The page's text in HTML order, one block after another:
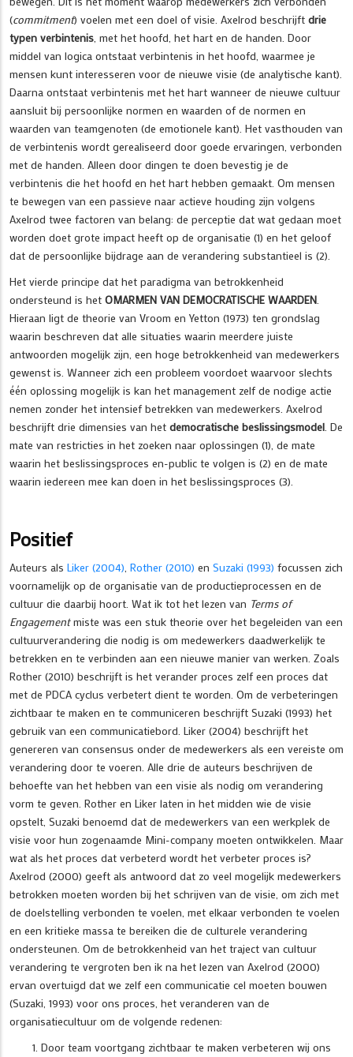
(commitment) voelen met een doel of visie. Axelrod beschrijft drie
typen verbintenis , met het hoofd, het hart en de handen. Door
middel van logica ontstaat verbintenis in het hoofd, waarmee je
mensen kunt interesseren voor de nieuwe visie (de analytische kant).
Daarna ontstaat verbintenis met het hart wanneer de nieuwe cultuur
aansluit bij persoonlijke normen en waarden of de normen en
waarden van teamgenoten (de emotionele kant). Het vasthouden van
de verbintenis wordt gerealiseerd door goede ervaringen, verbonden
met de handen. Alleen door dingen te doen bevestig je de
verbintenis die het hoofd en het hart hebben gemaakt. Om mensen
te bewegen van een passieve naar actieve houding zijn volgens
Axelrod twee factoren van belang: de perceptie dat wat gedaan moet
worden doet grote impact heeft op de organisatie (1) en het geloof
dat de persoonlijke bijdrage aan de verandering substantieel is (2).
Het vierde principe dat het paradigma van betrokkenheid
ondersteund is het OMARMEN VAN DEMOCRATISCHE WAARDEN
Hieraan ligt de theorie van Vroom en Yetton (1973) ten grondslag
waarin beschreven dat alle situaties waarin meerdere juiste
antwoorden mogelijk zijn, een hoge betrokkenheid van medewerkers
gewenst is. Wanneer zich een probleem voordoet waarvoor slechts
één oplossing mogelijk is kan het management zelf de nodige actie
nemen zonder het intensief betrekken van medewerkers. Axelrod
beschrijft drie dimensies van het democratische beslissingsmodel . De
mate van restricties in het zoeken naar oplossingen (1), de mate
waarin het beslissingsproces en-public te volgen is (2) en de mate
waarin iedereen mee kan doen in het beslissingsproces (3).
Positief
Auteurs als Liker (2004), Rother (2010) en Suzaki (1993) focussen zich
voornamelijk op de organisatie van de productieprocessen en de
cultuur die daarbij hoort. Wat ik tot het lezen van Terms of
Engagementmiste was een stuk theorie over het begeleiden van een
cultuurverandering die nodig is om medewerkers daadwerkelijk te
betrekken en te verbinden aan een nieuwe manier van werken. Zoals
Rother (2010) beschrijft is het verander proces zelf een proces dat
met de PDCA cyclus verbetert dient te worden. Om de verbeteringen
zichtbaar te maken en te communiceren beschrijft Suzaki (1993) het
gebruik van een communicatiebord. Liker (2004) beschrijft het
genereren van consensus onder de medewerkers als een vereiste om
verandering door te voeren. Alle drie de auteurs beschrijven de
behoefte van het hebben van een visie als nodig om verandering
vorm te geven. Rother en Liker laten in het midden wie de visie
opstelt, Suzaki benoemd dat de medewerkers van een werkplek de
visie voor hun zogenaamde Mini-company moeten ontwikkelen. Maar
wat als het proces dat verbeterd wordt het verbeter proces is?
Axelrod (2000) geeft als antwoord dat zo veel mogelijk medewerkers
betrokken moeten worden bij het schrijven van de visie, om zich met
de doelstelling verbonden te voelen, met elkaar verbonden te voelen
en een kritieke massa te bereiken die de culturele verandering
ondersteunen. Om de betrokkenheid van het traject van cultuur
verandering te vergroten ben ik na het lezen van Axelrod (2000)
ervan overtuigd dat we zelf een communicatie cel moeten bouwen
(Suzaki, 1993) voor ons proces, het veranderen van de
organisatiecultuur om de volgende redenen:
Door team voortgang zichtbaar te maken verbeteren wij ons